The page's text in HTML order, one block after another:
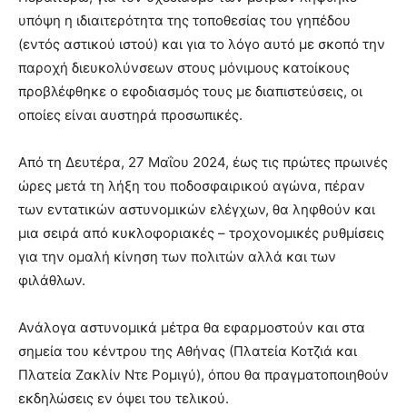
υπόψη η ιδιαιτερότητα της τοποθεσίας του γηπέδου
(εντός αστικού ιστού) και για το λόγο αυτό με σκοπό την
παροχή διευκολύνσεων στους μόνιμους κατοίκους
προβλέφθηκε ο εφοδιασμός τους με διαπιστεύσεις, οι
οποίες είναι αυστηρά προσωπικές.
Από τη Δευτέρα, 27 Μαΐου 2024, έως τις πρώτες πρωινές
ώρες μετά τη λήξη του ποδοσφαιρικού αγώνα, πέραν
των εντατικών αστυνομικών ελέγχων, θα ληφθούν και
μια σειρά από κυκλοφοριακές – τροχονομικές ρυθμίσεις
για την ομαλή κίνηση των πολιτών αλλά και των
φιλάθλων.
Ανάλογα αστυνομικά μέτρα θα εφαρμοστούν και στα
σημεία του κέντρου της Αθήνας (Πλατεία Κοτζιά και
Πλατεία Ζακλίν Ντε Ρομιγύ), όπου θα πραγματοποιηθούν
εκδηλώσεις εν όψει του τελικού.